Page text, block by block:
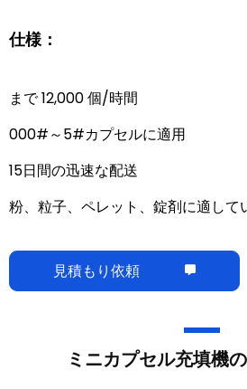
仕様：
まで 12,000 個/時間
000#～5#カプセルに適用
15日間の迅速な配送
粉、粒子、ペレット、錠剤に適して
見積もり依頼
ミニカプセル充填機